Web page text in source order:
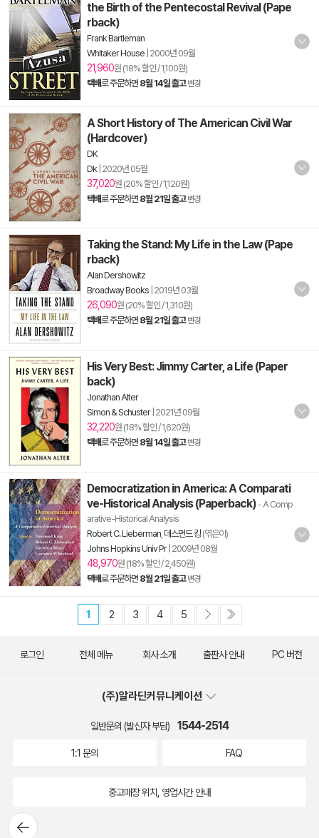
the Birth of the Pentecostal Revival (Pape
rback)
Frank Bartleman
Whitaker House 2000년 09월
21,960원 (18% 할인 / 1,100원)
택배로 주문하면 8월 14일 출고 변경
A Short History of The American Civil War
(Hardcover)
DK
Dk| 2020년 05월
37,020원 (20% 할인 / 1,120원)
택배로 주문하면 8월 21일 출고 변경
Taking the Stand: My Life in the Law (Pape
rback)
Alan Dershowitz
Broadway Books 2019년 03월
26,090원 (20% 할인 / 1,310원)
택배로 주문하면 8월 21일 출고 변경
His Very Best: Jimmy Carter, a Life (Paper
back)
Jonathan Alter
Simon & Schuster| 2021년 09월
32,220원 (18% 할인 / 1,620원)
택배로 주문하면 8월 14일 출고 변경
Democratization in America: A Comparati
ve-Historical Analysis (Paperback) - A Comp
arative-Historical Analysis
Robert C. Lieberman 데스먼드 킹 (엮은이)
Johns Hopkins Univ Pr| 2009년 08월
48,970원 (18% 할인 / 2,450원)
택배로 주문하면 8월 21일 출고 변경
1 2 3 4 5
뒤로가
로그인 전체 메뉴 회사 소개 출판사 안내 PC 버전
(주)알라딘커뮤니케이션
일반문의 (발신자 부담) 1544-2514
1:1 문의 FAQ
중고매장 위치, 영업시간 안내